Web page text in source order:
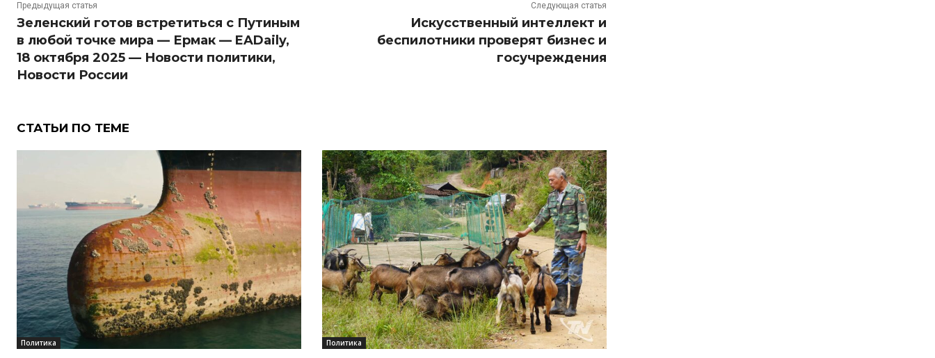
Предыдущая статья
Зеленский готов встретиться с Путиным
в любой точке мира — Ермак — EADaily,
18 октября 2025 — Новости политики,
Новости России
Следующая статья
Искусственный интеллект и
беспилотники проверят бизнес и
госучреждения
СТАТЬИ ПО ТЕМЕ
Политика Политика